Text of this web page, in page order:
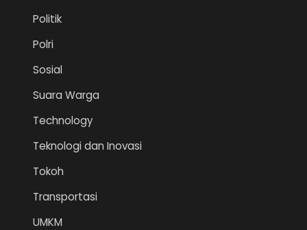
Politik
Polri
Sosial
Suara Warga
Technology
Teknologi dan Inovasi
Tokoh
Transportasi
UMKM